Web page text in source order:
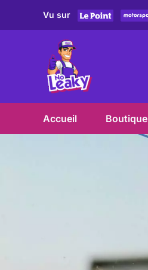
Vu sur
Accueil Boutique